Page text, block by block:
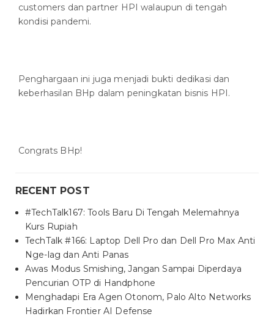
customers dan partner HPI walaupun di tengah
kondisi pandemi.
Penghargaan ini juga menjadi bukti dedikasi dan
keberhasilan BHp dalam peningkatan bisnis HPI.
Congrats BHp!
RECENT POST
#TechTalk167: Tools Baru Di Tengah Melemahnya
Kurs Rupiah
TechTalk #166: Laptop Dell Pro dan Dell Pro Max Anti
Nge-lag dan Anti Panas
Awas Modus Smishing, Jangan Sampai Diperdaya
Pencurian OTP di Handphone
Menghadapi Era Agen Otonom, Palo Alto Networks
Hadirkan Frontier AI Defense